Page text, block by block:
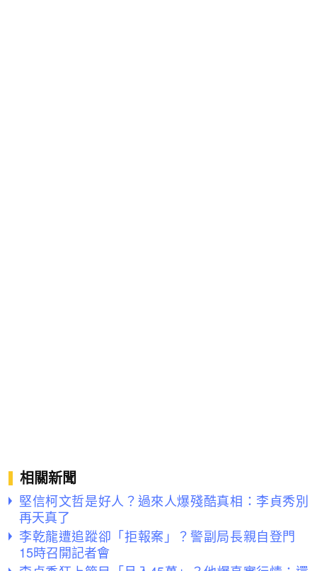
相關新聞
堅信柯文哲是好人？過來人爆殘酷真相：李貞秀別
再天真了
李乾龍遭追蹤卻「拒報案」？警副局長親自登門
15時召開記者會